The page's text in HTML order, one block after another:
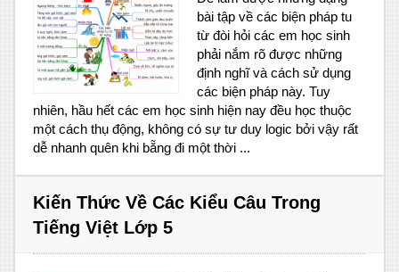
bài tập về các biện pháp tu
từ đòi hỏi các em học sinh
phải nắm rõ được những
định nghĩ và cách sử dụng
các biện pháp này. Tuy
nhiên, hầu hết các em học sinh hiện nay đều học thuộc
một cách thụ động, không có sự tư duy logic bởi vậy rất
dễ nhanh quên khi bẵng đi một thời ...
Kiến Thức Về Các Kiểu Câu Trong
Tiếng Việt Lớp 5